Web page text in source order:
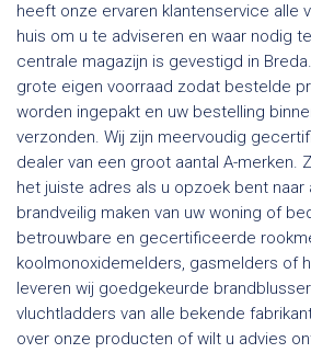
heeft onze ervaren klantenservice alle
huis om u te adviseren en waar nodig
centrale magazijn is gevestigd in
grote eigen voorraad zodat bestelde
worden ingepakt en uw bestelling
verzonden. Wij zijn meervoudig
dealer van een groot aantal A-merken.
het juiste adres als u opzoek bent naar
brandveilig maken van uw woning of
betrouwbare en gecertificeerde
koolmonoxidemelders, gasmelders of
leveren wij goedgekeurde
vluchtladders van alle bekende
over onze producten of wilt u advies